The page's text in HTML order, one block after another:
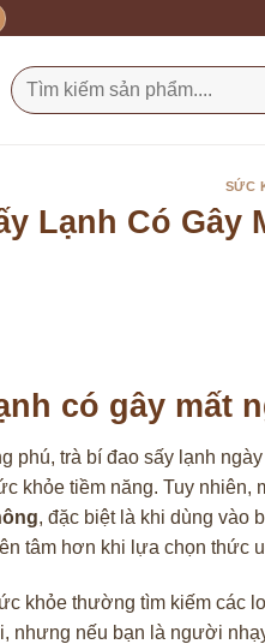
Tìm
kiếm:
SỨC
Lạnh Có Gây
có gây mất
phú, trà bí đao sấy lạnh
khỏe tiềm năng. Tuy
, đặc biệt là khi dùng vào
tâm hơn khi lựa chọn thức
khỏe thường tìm kiếm các
nhưng nếu bạn là người